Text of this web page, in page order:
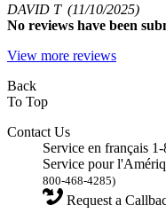
DAVID T (11/10/2025)
No reviews have been
View more reviews
Back
To Top
Contact Us
Service en français
Service pour
800-468-4285)
Request a